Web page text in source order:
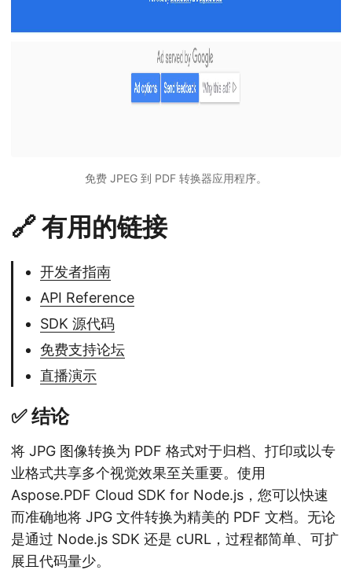
免费 JPEG 到 PDF 转换器应用程序。
🔗 有用的链接
开发者指南
API Reference
SDK 源代码
免费支持论坛
直播演示
✅ 结论
将 JPG 图像转换为 PDF 格式对于归档、打印或以专
业格式共享多个视觉效果至关重要。使用
Aspose.PDF Cloud SDK for Node.js，您可以快速
而准确地将 JPG 文件转换为精美的 PDF 文档。无论
是通过 Node.js SDK 还是 cURL，过程都简单、可扩
展且代码量少。